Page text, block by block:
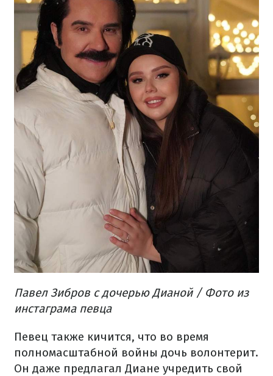
Павел Зибров с дочерью Дианой / Фото из
инстаграма певца
Певец также кичится, что во время
полномасштабной войны дочь волонтерит.
Он даже предлагал Диане учредить свой